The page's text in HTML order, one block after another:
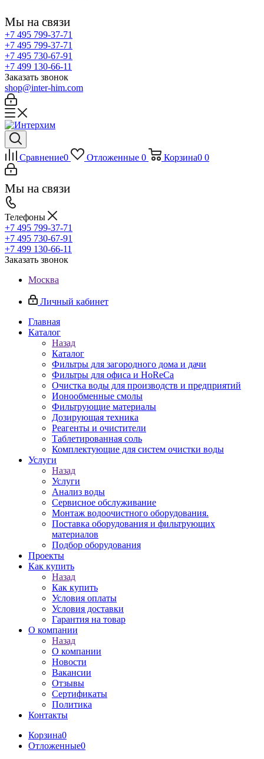
Мы на связи
+7 495 799-37-71
+7 495 799-37-71
+7 495 730-67-91
+7 499 130-66-11
Заказать звонок
shop@inter-him.com
Сравнение0 Отложенные 0 Корзина0 0
Мы на связи
Телефоны
+7 495 799-37-71
+7 495 730-67-91
+7 499 130-66-11
Заказать звонок
Москва
Личный кабинет
Главная
Каталог
Назад
Каталог
Фильтры для загородного дома и дачи
Фильтры для офиса и HoReCa
Очистка воды для производств и предприятий
Ионообменные смолы
Фильтрующие материалы
Дозирующая техника
Реагенты и очистители
Таблетированная соль
Комплектующие для систем очистки воды
Услуги
Назад
Услуги
Анализ воды
Сервисное обслуживание
Монтаж водоочистного оборудования.
Поставка оборудования и фильтрующих
материалов
Подбор оборудования
Проекты
Как купить
Назад
Как купить
Условия оплаты
Условия доставки
Гарантия на товар
О компании
Назад
О компании
Новости
Вакансии
Отзывы
Сертификаты
Политика
Контакты
Корзина0
Отложенные0